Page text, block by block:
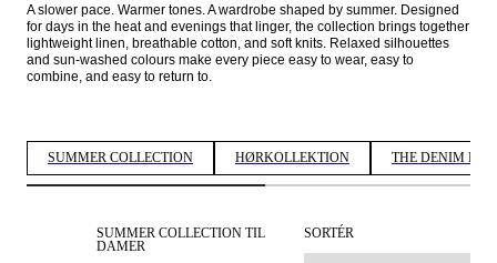
A slower pace. Warmer tones. A wardrobe shaped by summer. Designed
for days in the heat and evenings that linger, the collection brings together
lightweight linen, breathable cotton, and soft knits. Relaxed silhouettes
and sun-washed colours make every piece easy to wear, easy to
combine, and easy to return to.
SUMMER COLLECTION HØRKOLLEKTION THE DENIM EDIT
SUMMER COLLECTION TIL
DAMER
SORTÉR